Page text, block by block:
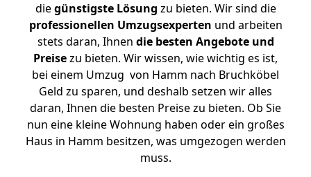
diegünstigste Lösung zu bieten. Wir sind die
professionellen Umzugsexperten und arbeiten
stets daran, Ihnen die besten Angebote und
Preisezu bieten. Wir wissen, wie wichtig es ist,
bei einem Umzug von Hamm nach Bruchköbel
Geld zu sparen, und deshalb setzen wir alles
daran, Ihnen die besten Preise zu bieten. Ob Sie
nun eine kleine Wohnung haben oder ein großes
Haus in Hamm besitzen, was umgezogen werden
muss.